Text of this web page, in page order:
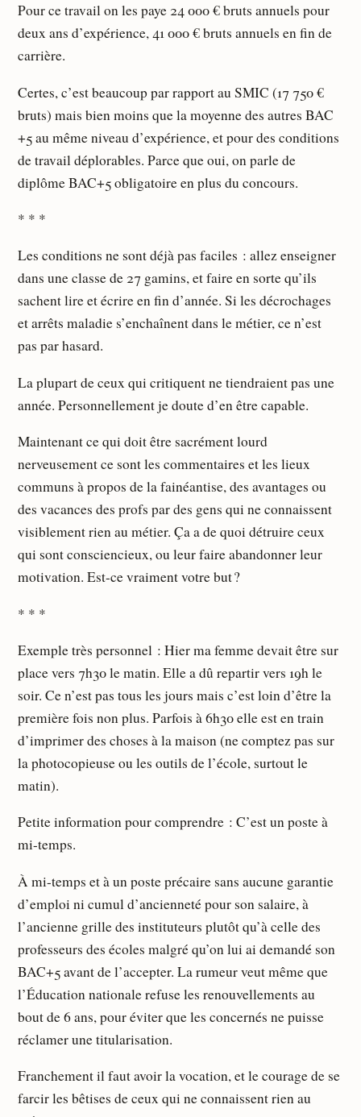
Pour ce travail on les paye 24 000 € bruts annuels pour
deux ans d’expérience, 41 000 € bruts annuels en fin de
carrière.
Certes, c’est beaucoup par rapport au SMIC (17 750 €
bruts) mais bien moins que la moyenne des autres BAC
+5 au même niveau d’expérience, et pour des conditions
de travail déplorables. Parce que oui, on parle de
diplôme BAC+5 obligatoire en plus du concours.
* * *
Les conditions ne sont déjà pas faciles : allez enseigner
dans une classe de 27 gamins, et faire en sorte qu’ils
sachent lire et écrire en fin d’année. Si les décrochages
et arrêts maladie s’enchaînent dans le métier, ce n’est
pas par hasard.
La plupart de ceux qui critiquent ne tiendraient pas une
année. Personnellement je doute d’en être capable.
Maintenant ce qui doit être sacrément lourd
nerveusement ce sont les commentaires et les lieux
communs à propos de la fainéantise, des avantages ou
des vacances des profs par des gens qui ne connaissent
visiblement rien au métier. Ça a de quoi détruire ceux
qui sont consciencieux, ou leur faire abandonner leur
motivation. Est-ce vraiment votre but ?
* * *
Exemple très personnel : Hier ma femme devait être sur
place vers 7h30 le matin. Elle a dû repartir vers 19h le
soir. Ce n’est pas tous les jours mais c’est loin d’être la
première fois non plus. Parfois à 6h30 elle est en train
d’imprimer des choses à la maison (ne comptez pas sur
la photocopieuse ou les outils de l’école, surtout le
matin).
Petite information pour comprendre : C’est un poste à
mi-temps.
À mi-temps et à un poste précaire sans aucune garantie
d’emploi ni cumul d’ancienneté pour son salaire, à
l’ancienne grille des instituteurs plutôt qu’à celle des
professeurs des écoles malgré qu’on lui ai demandé son
BAC+5 avant de l’accepter. La rumeur veut même que
l’Éducation nationale refuse les renouvellements au
bout de 6 ans, pour éviter que les concernés ne puisse
réclamer une titularisation.
Franchement il faut avoir la vocation, et le courage de se
farcir les bêtises de ceux qui ne connaissent rien au